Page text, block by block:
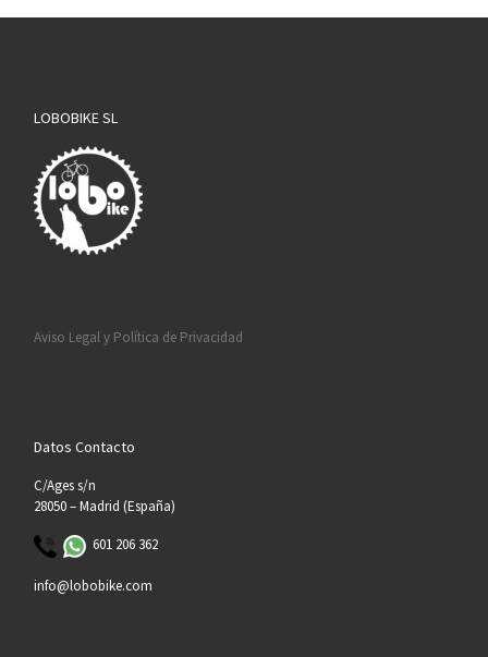
LOBOBIKE SL
Aviso Legal y Política de Privacidad
Datos Contacto
C/Ages s/n
28050 – Madrid (España)
601 206 362
info@lobobike.com